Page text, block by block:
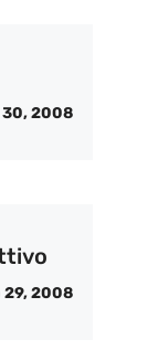
30, 2008
29, 2008